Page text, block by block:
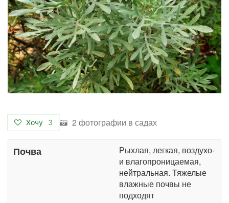
Хочу 3 2 фотографии в садах
Почва
Рыхлая, легкая, воздухо-
и влагопроницаемая,
нейтральная. Тяжелые
влажные почвы не
подходят